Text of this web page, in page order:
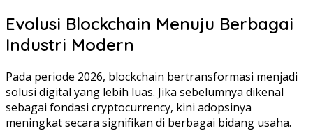
Evolusi Blockchain Menuju Berbagai
Industri Modern
Pada periode 2026, blockchain bertransformasi menjadi
solusi digital yang lebih luas. Jika sebelumnya dikenal
sebagai fondasi cryptocurrency, kini adopsinya
meningkat secara signifikan di berbagai bidang usaha.